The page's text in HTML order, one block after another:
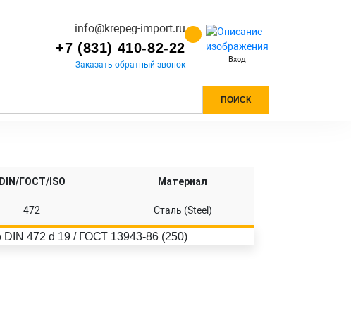
info@krepeg-import.ru
+7 (831) 410-82-22
Заказать обратный звонок Вход
ПОИСК
DIN/ГОСТ/ISO Материал
472 Сталь (Steel)